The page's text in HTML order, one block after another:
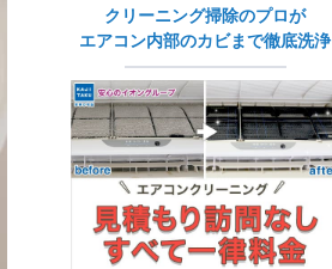
クリーニング掃除のプロが
エアコン内部のカビまで徹底洗浄